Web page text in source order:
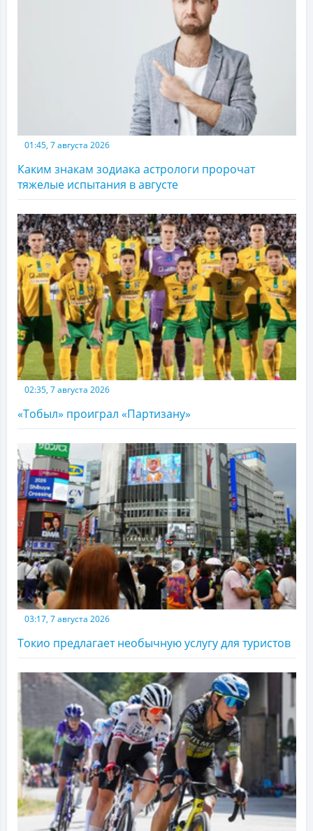
01:45, 7 августа 2026
Каким знакам зодиака астрологи пророчат
тяжелые испытания в августе
02:35, 7 августа 2026
«Тобыл» проиграл «Партизану»
03:17, 7 августа 2026
Токио предлагает необычную услугу для туристов